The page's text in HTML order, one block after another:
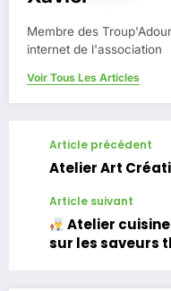
Membre des
internet de l'association
Voir Tous Les Articles
Article précédent
Atelier Art
Article suivant
Atelier
sur les saveurs